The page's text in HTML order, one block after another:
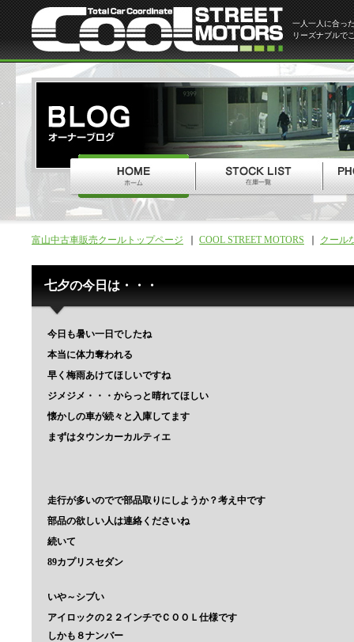
一人一人に合っ
リーズナブルで
富山中古車販売クールトップページ COOL STREET MOTORS クール
七夕の今日は・・・
今日も暑い一日でしたね
本当に体力奪われる
早く梅雨あけてほしいですね
ジメジメ・・・からっと晴れてほしい
懐かしの車が続々と入庫してます
まずはタウンカーカルティエ
走行が多いのでで部品取りにしようか？考え中です
部品の欲しい人は連絡くださいね
続いて
89カプリスセダン
いや～シブい
アイロックの２２インチでＣＯＯＬ仕様です
しかも８ナンバー